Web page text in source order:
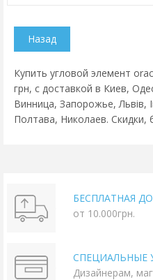
Купить угловой элемент
грн, с доставкой в Киев,
Винница, Запорожье, Львів,
Полтава, Николаев. Скидки,
БЕСПЛАТНАЯ
от 10.000грн.
СПЕЦИАЛЬНЫЕ
Дизайнерам,